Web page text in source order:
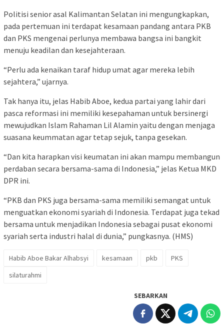
Politisi senior asal Kalimantan Selatan ini mengungkapkan,
pada pertemuan ini terdapat kesamaan pandang antara PKB
dan PKS mengenai perlunya membawa bangsa ini bangkit
menuju keadilan dan kesejahteraan.
“Perlu ada kenaikan taraf hidup umat agar mereka lebih
sejahtera,” ujarnya.
Tak hanya itu, jelas Habib Aboe, kedua partai yang lahir dari
pasca reformasi ini memiliki kesepahaman untuk bersinergi
mewujudkan Islam Rahaman Lil Alamin yaitu dengan menjaga
suasana keummatan agar tetap sejuk, tanpa gesekan.
“Dan kita harapkan visi keumatan ini akan mampu membangun
perdaban secara bersama-sama di Indonesia,” jelas Ketua MKD
DPR ini.
“PKB dan PKS juga bersama-sama memiliki semangat untuk
menguatkan ekonomi syariah di Indonesia. Terdapat juga tekad
bersama untuk menjadikan Indonesia sebagai pusat ekonomi
syariah serta industri halal di dunia,” pungkasnya. (HMS)
Habib Aboe Bakar Alhabsyi kesamaan pkb
PKS
silaturahmi
SEBARKAN